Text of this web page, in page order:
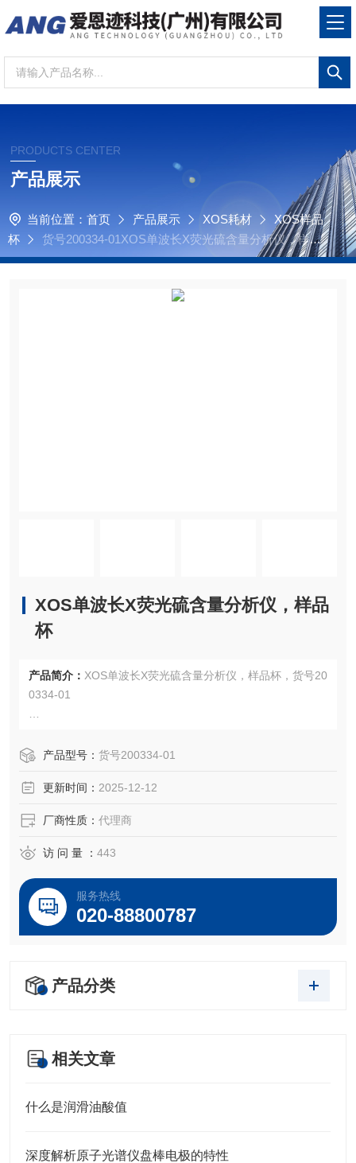
PRODUCTS CENTER
产品展示
当前位置： 首页 产品展示 XOS耗材
XOS样品
杯
货号200334-01XOS单波长X荧光硫含量分析仪，样品
杯
XOS单波长X荧光硫含量分析仪，样品
杯
产品简介： XOS单波长X荧光硫含量分析仪，样品杯，货号20
0334-01
品杯的一端即可。与Rocksand 分析仪一起使用。
产品型号： 货号200334-01
更新时间： 2025-12-12
厂商性质： 代理商
访 问 量 ： 443
服务热线
020-88800787
产品分类
相关文章
什么是润滑油酸值
深度解析原子光谱仪盘棒电极的特性